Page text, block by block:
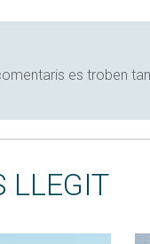
es troben
LLEGIT